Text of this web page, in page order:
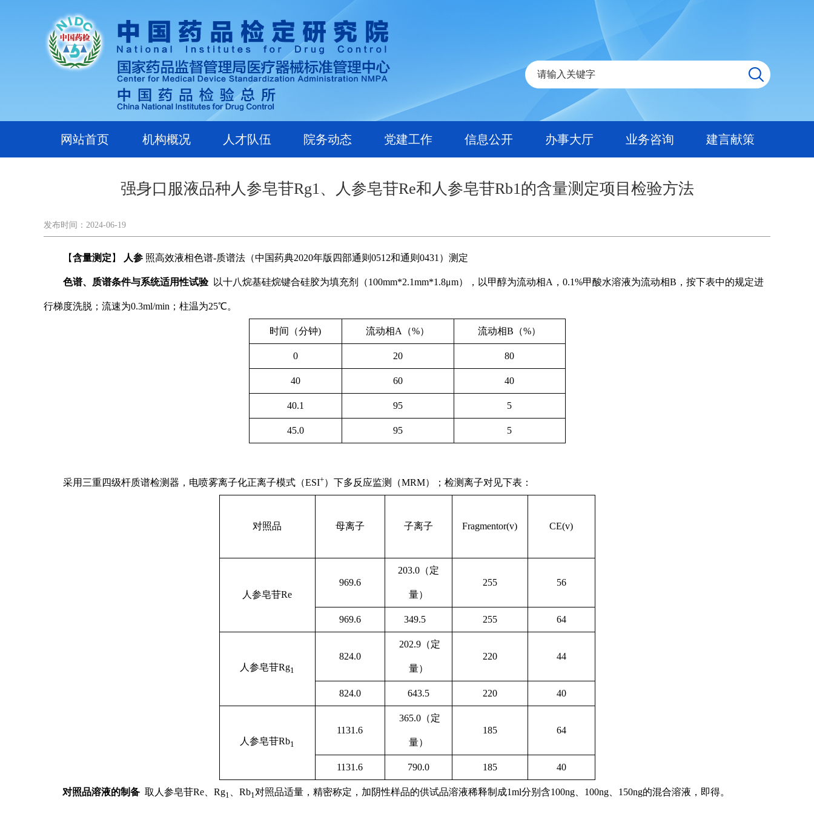
网站首页 机构概况 人才队伍 院务动态 党建工作 信息公开 办事大厅 业务咨询 建言献策
强身口服液品种人参皂苷Rg1、人参皂苷Re和人参皂苷Rb1的含量测定项目检验方法
发布时间：2024-06-19
【含量测定 】 人参 照高效液相色谱-质谱法（中国药典2020年版四部通则0512和通则0431）测定
色谱、质谱条件与系统适用性试验 以十八烷基硅烷键合硅胶为填充剂（100mm*2.1mm*1.8μm），以甲醇为流动相A ，0.1%甲酸水溶液为流动相B，按下表中的规定进
行梯度洗脱；流速为0.3ml/min；柱温为25℃。
时间（分钟) 流动相A（%） 流动相B（%）
0 20 80
40 60 40
40.1 95 5
45.0 95 5
采用三重四级杆质谱检测器，电喷雾离子化正离子模式（ESI+）下多反应监测（MRM）；检测离子对见下表：
对照品 母离子 子离子 Fragmentor(v) CE(v)
人参皂苷Re
969.6
203.0（定
量）
255 56
969.6 349.5 255 64
人参皂苷Rg1
824.0
202.9（定
量）
220 44
824.0 643.5 220 40
人参皂苷Rb1
1131.6
365.0（定
量）
185 64
1131.6 790.0 185 40
对照品溶液的制备 取 人参皂苷Re、Rg1 、Rb1对照品适量，精密称定，加阴性样品的供试品溶液稀释制成1ml分别含100ng、100ng、150ng的混合溶液，即得。